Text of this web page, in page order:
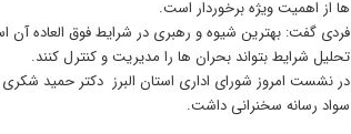
ها از اهمیت ویژه برخوردار است.
فردی گفت: بهترین شیوه و رهبری در شرایط فوق العاده
تحلیل شرایط بتواند بحران ها را مدیریت و کنترل کنند.
در نشست امروز شورای اداری استان البرز دکتر حمید
سواد رسانه سخنرانی داشت.